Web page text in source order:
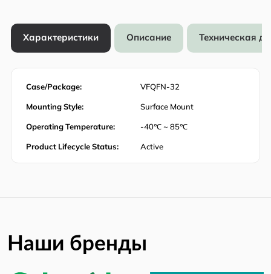
Характеристики Описание Техническая
Case/Package: VFQFN-32
Mounting Style: Surface Mount
Operating Temperature: -40℃ ~ 85℃
Product Lifecycle Status: Active
Наши бренды